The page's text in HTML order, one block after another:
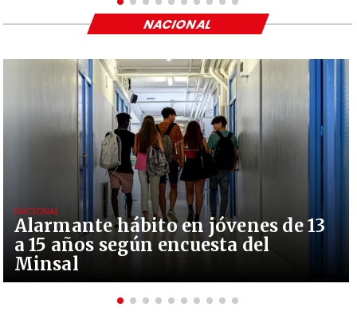
Alarmante hábito en jóvenes de 13
a 15 años según encuesta del
Minsal
NACIONAL
NACIONAL